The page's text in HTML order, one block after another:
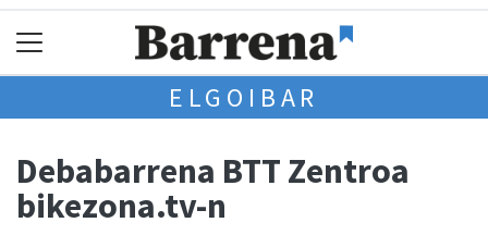
ELGOIBAR
Debabarrena BTT Zentroa
bikezona.tv-n